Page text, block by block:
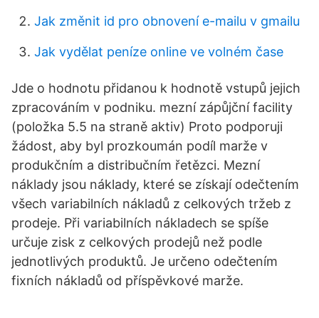
Jak změnit id pro obnovení e-mailu v gmailu
Jak vydělat peníze online ve volném čase
Jde o hodnotu přidanou k hodnotě vstupů jejich
zpracováním v podniku. mezní zápůjční facility
(položka 5.5 na straně aktiv) Proto podporuji
žádost, aby byl prozkoumán podíl marže v
produkčním a distribučním řetězci. Mezní
náklady jsou náklady, které se získají odečtením
všech variabilních nákladů z celkových tržeb z
prodeje. Při variabilních nákladech se spíše
určuje zisk z celkových prodejů než podle
jednotlivých produktů. Je určeno odečtením
fixních nákladů od příspěvkové marže.